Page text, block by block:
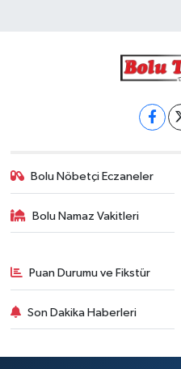
Bolu Nöbetçi Eczaneler
Bolu Namaz Vakitleri
Puan Durumu ve Fikstür
Son Dakika Haberleri